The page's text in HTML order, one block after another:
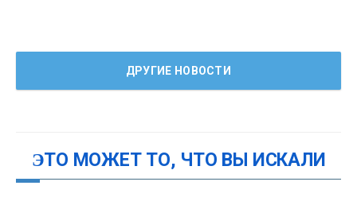
ДРУГИЕ НОВОСТИ
ЭТО МОЖЕТ ТО, ЧТО ВЫ ИСКАЛИ